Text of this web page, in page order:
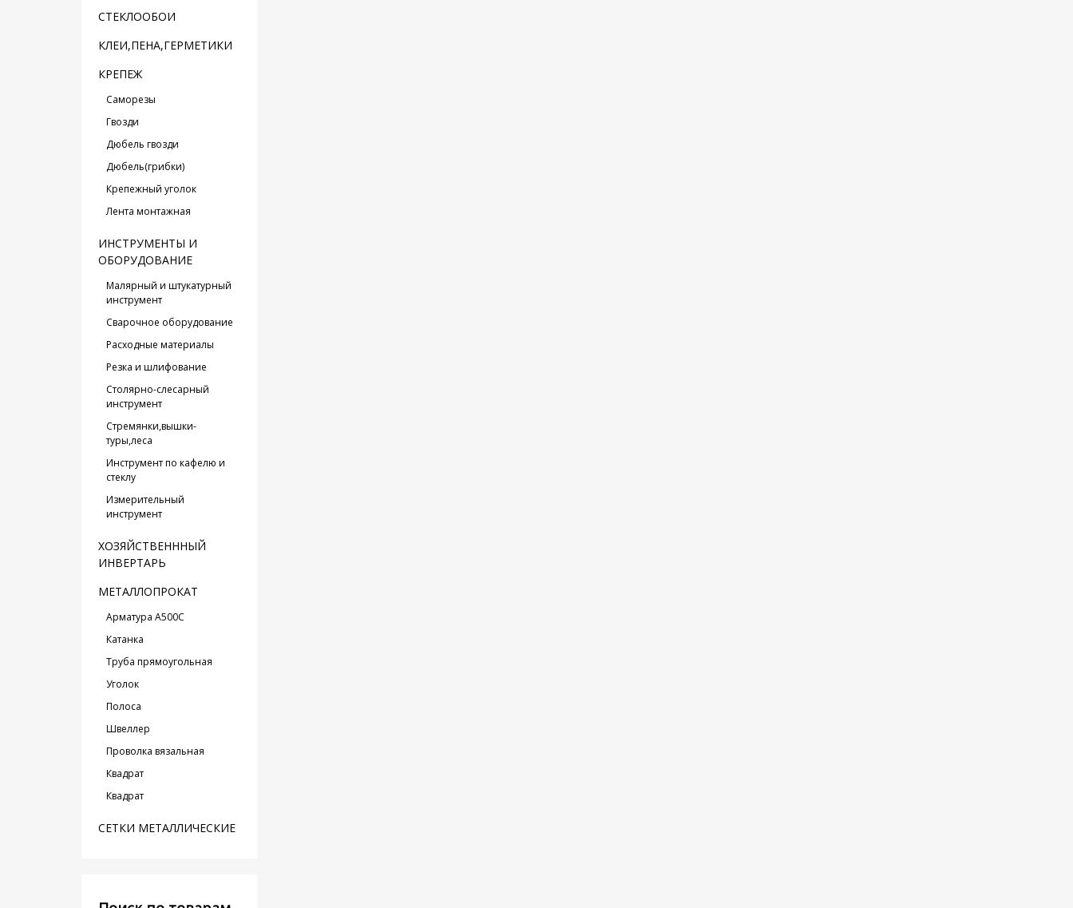
СТЕКЛООБОИ
КЛЕИ,ПЕНА,ГЕРМЕТИКИ
КРЕПЕЖ
Саморезы
Гвозди
Дюбель гвозди
Дюбель(грибки)
Крепежный уголок
Лента монтажная
ИНСТРУМЕНТЫ И
ОБОРУДОВАНИЕ
Малярный и штукатурный
инструмент
Сварочное оборудование
Расходные материалы
Резка и шлифование
Столярно-слесарный
инструмент
Стремянки,вышки-
туры,леса
Инструмент по кафелю и
стеклу
Измерительный
инструмент
ХОЗЯЙСТВЕНННЫЙ
ИНВЕРТАРЬ
МЕТАЛЛОПРОКАТ
Арматура А500С
Катанка
Труба прямоугольная
Уголок
Полоса
Швеллер
Проволка вязальная
Квадрат
Квадрат
СЕТКИ МЕТАЛЛИЧЕСКИЕ